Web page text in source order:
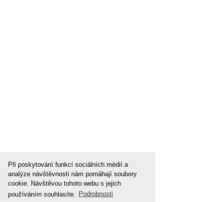
Při poskytování funkcí sociálních médií a
analýze návštěvnosti nám pomáhají soubory
cookie. Návštěvou tohoto webu s jejich
používáním souhlasíte.
Podrobnosti